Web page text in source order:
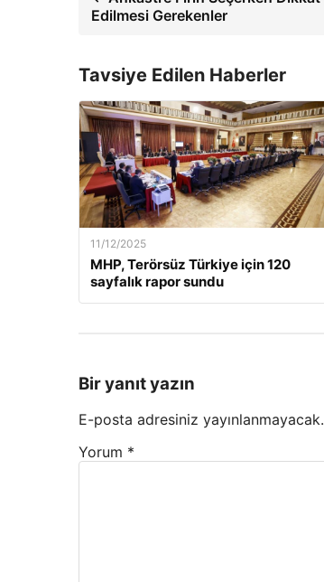
Edilmesi Gerekenler
Tavsiye Edilen Haberler
11/12/2025
MHP, Terörsüz Türkiye için 120
sayfalık rapor sundu
Bir yanıt yazın
E-posta adresiniz yayınlanmayacak.
Yorum *